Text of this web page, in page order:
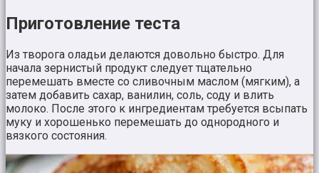
Приготовление теста
Из творога оладьи делаются довольно быстро. Для
начала зернистый продукт следует тщательно
перемешать вместе со сливочным маслом (мягким), а
затем добавить сахар, ванилин, соль, соду и влить
молоко. После этого к ингредиентам требуется всыпать
муку и хорошенько перемешать до однородного и
вязкого состояния.